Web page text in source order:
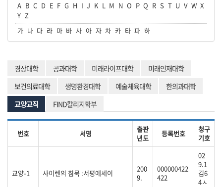
A B C D E F G H I J K L M N O P Q R S T U V W X
Y Z
가 나 다 라 마 바 사 아 자 차 카 타 파 하
경상대학 공과대학 미래라이프대학
미래인재대학
보건의료대학
생명환경대학 예술체육대학
한의과대학
교양교직
FIND칼리지학부
번호 서명
출판
년도
등록번호
청구
기호
교양-1 사이렌의 침묵 :서평에세이
200
9.
000000422
422
02
9.1
김6
4ㅅ